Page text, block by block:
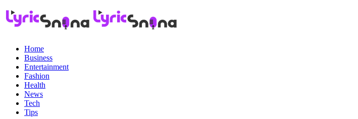
Home
Business
Entertainment
Fashion
Health
News
Tech
Tips